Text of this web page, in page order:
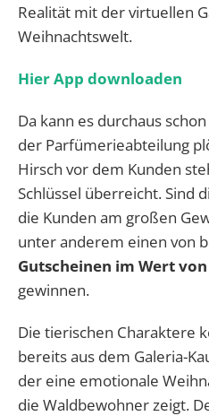
Realität mit der virtuellen
Weihnachtswelt.
Hier App downloaden
Da kann es durchaus
der Parfümerieabteilung
Hirsch vor dem Kunden
Schlüssel überreicht. Sind
die Kunden am großen
unter anderem einen von
Gutscheinen im Wert
gewinnen.
Die tierischen Charaktere
bereits aus dem Galeria-
der eine emotionale
die Waldbewohner zeigt.